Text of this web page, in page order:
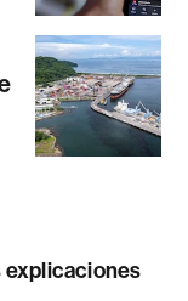
explicaciones